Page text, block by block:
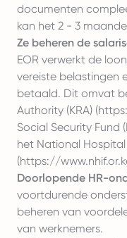
documenten
kan het 2 - 3
Ze beheren de
EOR verwerkt de
vereiste belastingen
betaald. Dit omvat
Authority (KRA) (
Social Security Fund
het National Hospital
(https://
Doorlopende HR-
voortdurende
beheren van
van werknemers.